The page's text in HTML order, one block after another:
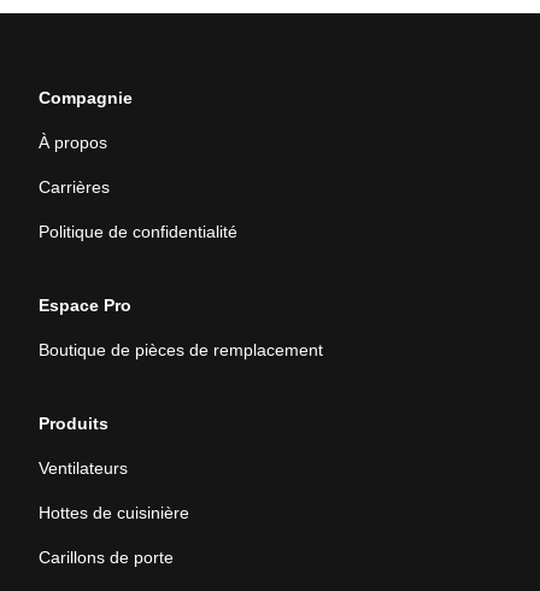
Compagnie
À propos
Carrières
Politique de confidentialité
Espace Pro
Boutique de pièces de remplacement
Produits
Ventilateurs
Hottes de cuisinière
Carillons de porte